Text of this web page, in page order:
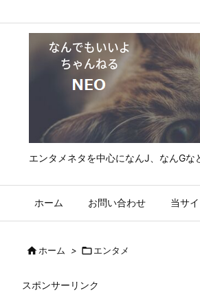
エンタメネタを中心になんJ、なんGな
ホーム お問い合わせ 当サ
ホーム > エンタメ
スポンサーリンク